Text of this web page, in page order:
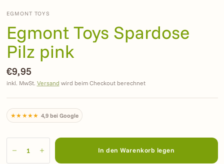
EGMONT TOYS
Egmont Toys Spardose
Pilz pink
€9,95
inkl. MwSt. Versand wird beim Checkout berechnet
★★★★★ 4,9 bei Google
In den Warenkorb legen